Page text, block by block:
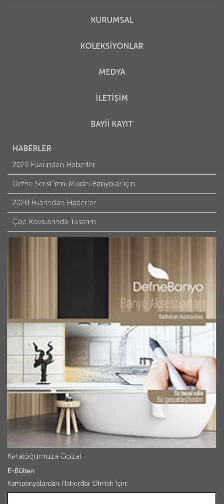
KURUMSAL
KOLEKSİYONLAR
MEDYA
İLETİŞİM
BAYİİ KAYIT
HABERLER
2022 Fuarından Haberler
Defne Serisi Yeni Model Banyolar için
2020 Fuarından Haberler
Çöp Kovalarında Tasarım
Kataloğumuza Gözat
E-Bülten
Kampanyalardan Haberdar Olmak İçin;